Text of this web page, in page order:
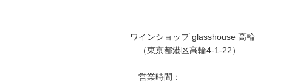
ワインショップ glasshouse 高輪
（東京都港区高輪4-1-22）
営業時間：